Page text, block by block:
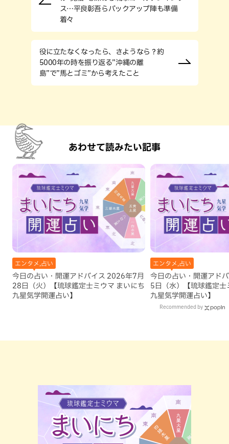
ス…平良彰吾らバックアップ陣も準備
着々
役に立たなくなったら、さようなら？約
5000年の時を振り返る”沖縄の離
島”で”馬とゴミ”から考えたこと
あわせて読みたい記事
エンタメ,占い
今日の占い・開運アドバイス 2026年7月
28日（火）【琉球鑑定士ミウマ まいにち
九星気学開運占い】
エンタメ,占い
今日の占い・開運アド
5日（水）【琉球鑑定士
九星気学開運占い】
Recommended by